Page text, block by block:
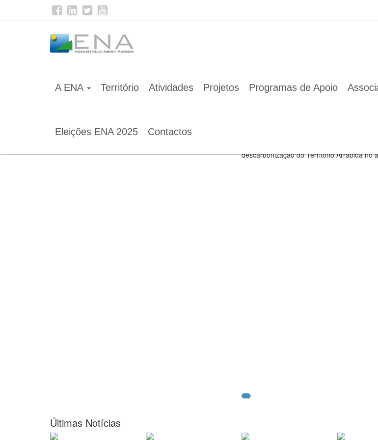
A ENA Território Atividades Projetos Programas de Apoio
Eleições ENA 2025 Contactos
Home Notícias Já disponível o podcast do projeto EUCityCalc com a ENA
descarbonização do Território Arrábida no
Últimas Notícias